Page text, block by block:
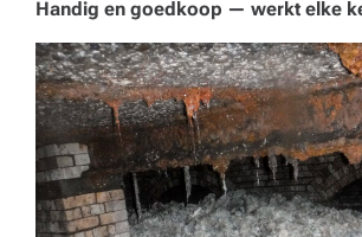
Handig en goedkoop — werkt elke